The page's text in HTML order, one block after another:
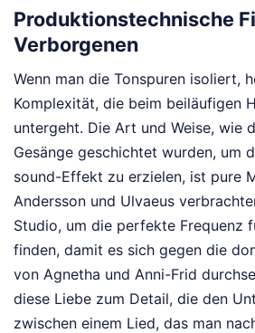
Produktionstechnische
Verborgenen
Wenn man die Tonspuren isoliert,
Komplexität, die beim beiläufigen
untergeht. Die Art und Weise, wie
Gesänge geschichtet wurden, um
sound-Effekt zu erzielen, ist pure
Andersson und Ulvaeus
Studio, um die perfekte Frequenz
finden, damit es sich gegen die
von Agnetha und Anni-Frid
diese Liebe zum Detail, die den
zwischen einem Lied, das man